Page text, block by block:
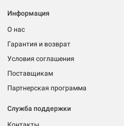
Информация
О нас
Гарантия и возврат
Условия соглашения
Поставщикам
Партнерская программа
Служба поддержки